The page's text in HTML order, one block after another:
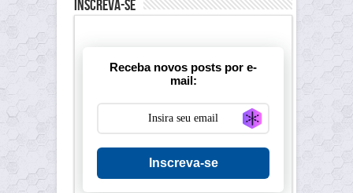
Inscreva-se
Receba novos posts por e-
mail:
Generate new
Inscreva-se